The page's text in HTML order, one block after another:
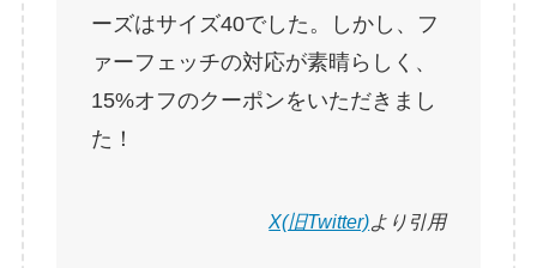
ーズはサイズ40でした。しかし、フ
ァーフェッチの対応が素晴らしく、
15%オフのクーポンをいただきまし
た！
X(旧Twitter)より引用